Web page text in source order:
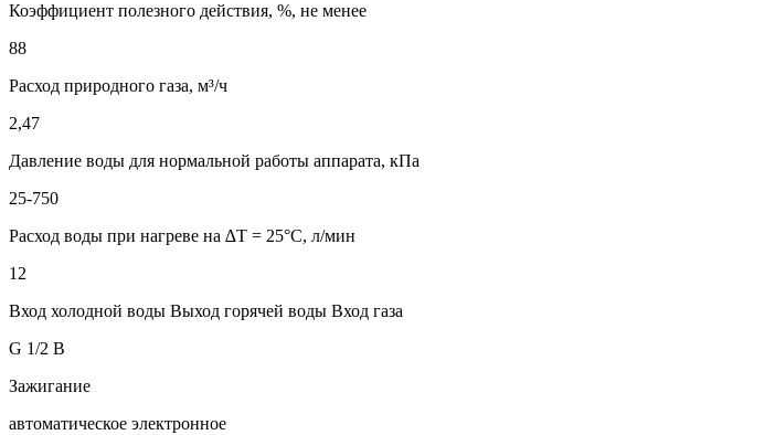
Коэффициент полезного действия, %, не менее
88
Расход природного газа, м³/ч
2,47
Давление воды для нормальной работы аппарата, кПа
25-750
Расход воды при нагреве на ∆T = 25°C, л/мин
12
Вход холодной воды Выход горячей воды Вход газа
G 1/2 B
Зажигание
автоматическое электронное